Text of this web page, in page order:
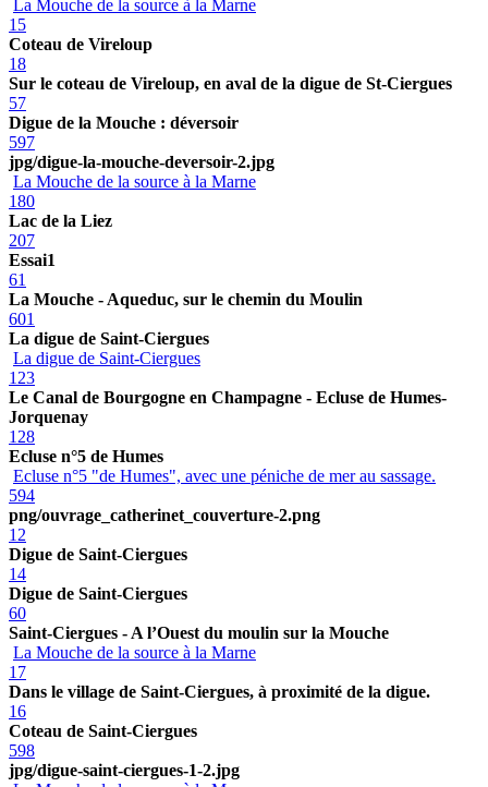
La Mouche de la source à la Marne
15
Coteau de Vireloup
18
Sur le coteau de Vireloup, en aval de la digue de St-Ciergues
57
Digue de la Mouche : déversoir
597
jpg/digue-la-mouche-deversoir-2.jpg
La Mouche de la source à la Marne
180
Lac de la Liez
207
Essai1
61
La Mouche - Aqueduc, sur le chemin du Moulin
601
La digue de Saint-Ciergues
La digue de Saint-Ciergues
123
Le Canal de Bourgogne en Champagne - Ecluse de Humes-
Jorquenay
128
Ecluse n°5 de Humes
Ecluse n°5 "de Humes", avec une péniche de mer au sassage.
594
png/ouvrage_catherinet_couverture-2.png
12
Digue de Saint-Ciergues
14
Digue de Saint-Ciergues
60
Saint-Ciergues - A l’Ouest du moulin sur la Mouche
La Mouche de la source à la Marne
17
Dans le village de Saint-Ciergues, à proximité de la digue.
16
Coteau de Saint-Ciergues
598
jpg/digue-saint-ciergues-1-2.jpg